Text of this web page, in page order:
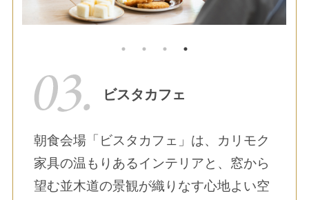
ビスタカフェ
朝食会場「ビスタカフェ」は、カリモク
家具の温もりあるインテリアと、窓から
望む並木道の景観が織りなす心地よい空